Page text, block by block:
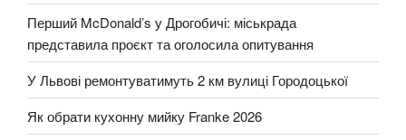
Перший McDonald’s у Дрогобичі: міськрада
представила проєкт та оголосила опитування
У Львові ремонтуватимуть 2 км вулиці Городоцької
Як обрати кухонну мийку Franke 2026